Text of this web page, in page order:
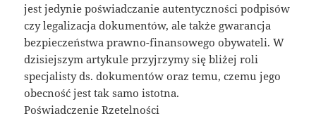
jest jedynie poświadczanie autentyczności podpisów
czy legalizacja dokumentów, ale także gwarancja
bezpieczeństwa prawno-finansowego obywateli. W
dzisiejszym artykule przyjrzymy się bliżej roli
specjalisty ds. dokumentów oraz temu, czemu jego
obecność jest tak samo istotna.
Poświadczenie Rzetelności